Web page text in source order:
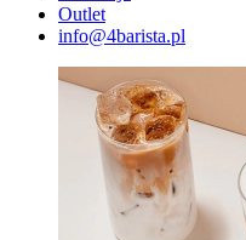
Outlet
info@4barista.pl